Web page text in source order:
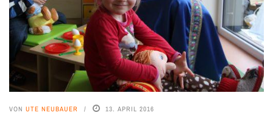
VON UTE NEUBAUER 13. APRIL 2016